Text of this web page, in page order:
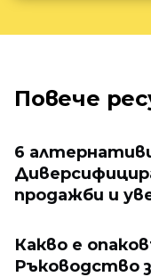
Повече
6
продажби и
Какво е
Ръководство